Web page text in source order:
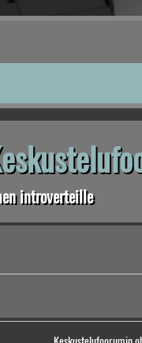
introverteille